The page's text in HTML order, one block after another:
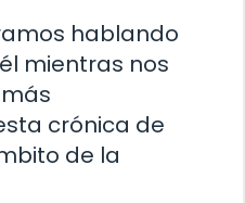
hablando
mientras nos
crónica de
de la